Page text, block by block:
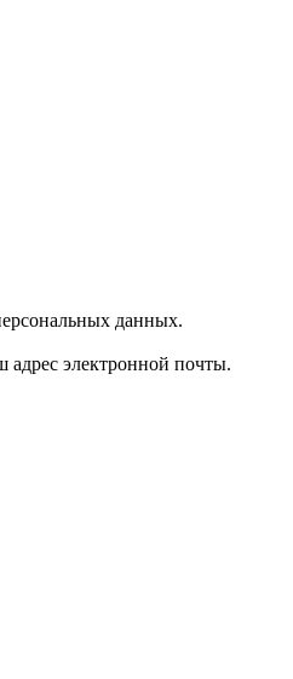
данных.
адрес электронной почты.